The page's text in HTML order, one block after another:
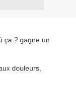
ça ? gagne un
douleurs,